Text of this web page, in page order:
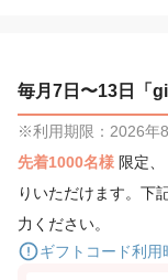
毎月7日〜13日「
※利用期限：2026年
先着1000名様 限定、
りいただけます。下
力ください。
ギフトコード利用